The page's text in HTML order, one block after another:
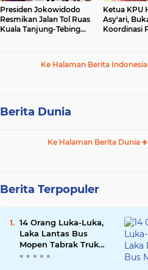
Presiden Jokowidodo
Resmikan Jalan Tol Ruas
Kuala Tanjung-Tebing
Ketua KPU
Asy'ari,
Koordinasi
Ke Halaman Berita Indonesia
Berita Dunia
Ke Halaman Berita Dunia
Berita Terpopuler
14 Orang Luka-Luka,
Laka Lantas Bus
Mopen Tabrak Truk
Sedang Parkir Di